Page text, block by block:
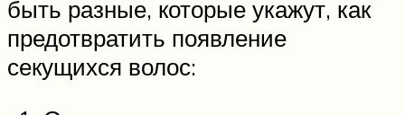
быть разные, которые укажут, как
предотвратить появление
секущихся волос: